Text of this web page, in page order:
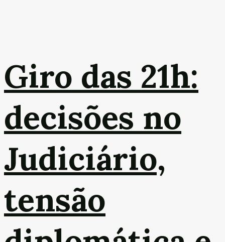
Giro das 21h:
decisões no
Judiciário,
tensão